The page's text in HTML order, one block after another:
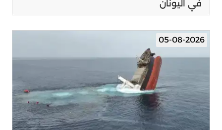
في اليونان
05-08-2026